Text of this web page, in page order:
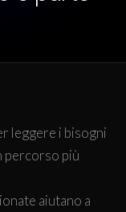
leggere i bisogni
percorso più
aiutano a